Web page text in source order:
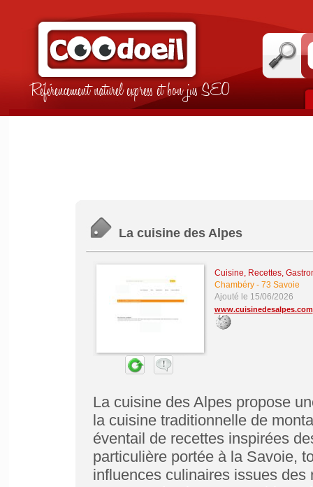
Référencement naturel express et bon jus SEO
La cuisine des Alpes
Cuisine, Recettes,
Chambéry- 73 Savoie
Ajouté le 15/06/2026
www.cuisinedesalpes.com
La cuisine des Alpes propose
la cuisine traditionnelle de
éventail de recettes inspirées
particulière portée à la Savoie,
influences culinaires issues